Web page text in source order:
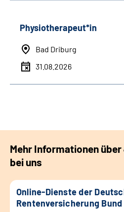
Physiotherapeut*in
Bad Driburg
31.08.2026
Mehr Informationen
bei uns
Online-Dienste der
Rentenversicherung Bund